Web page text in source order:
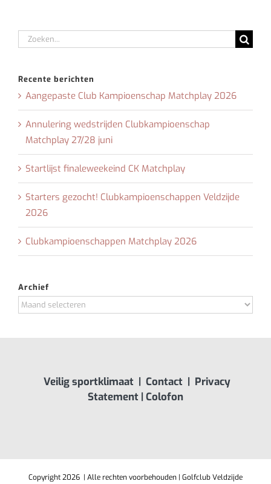
Zoeken
naar:
Recente berichten
Aangepaste Club Kampioenschap Matchplay 2026
Annulering wedstrijden Clubkampioenschap
Matchplay 27/28 juni
Startlijst finaleweekeind CK Matchplay
Starters gezocht! Clubkampioenschappen Veldzijde
2026
Clubkampioenschappen Matchplay 2026
Archief
Archief
Veilig sportklimaat| Contact| Privacy
Statement | Colofon
Copyright2026 | Alle rechten voorbehouden | Golfclub Veldzijde